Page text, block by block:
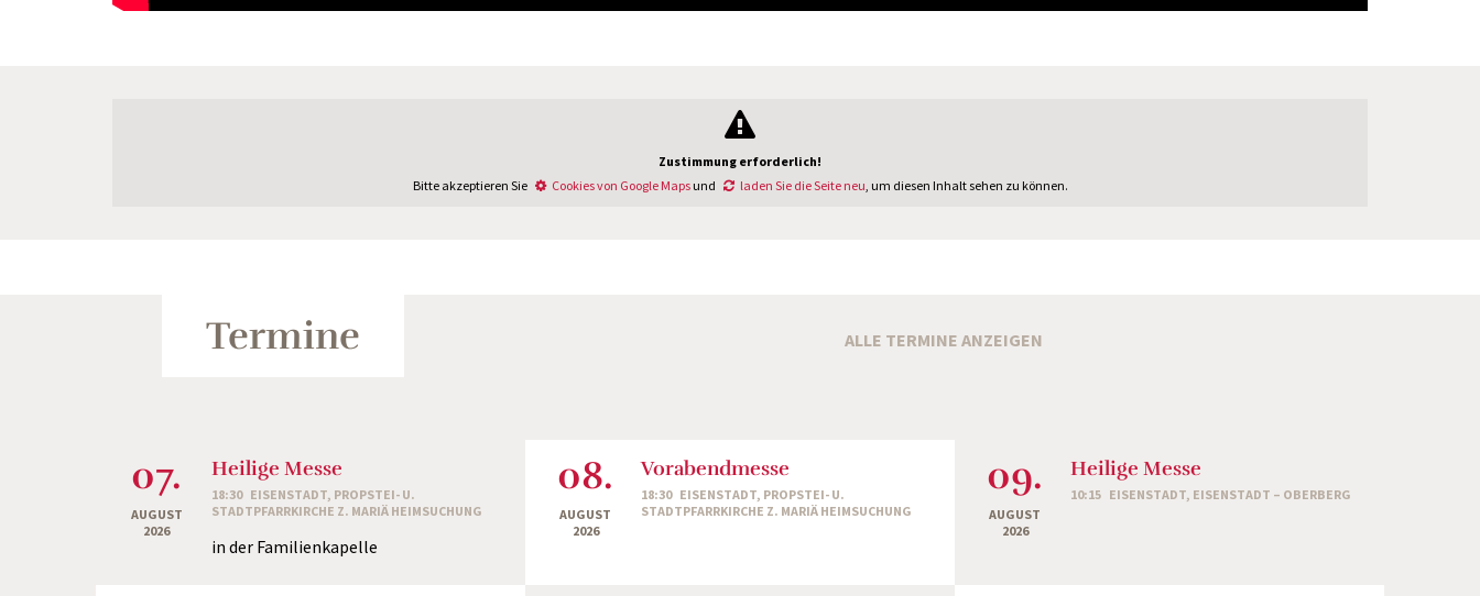
Zustimmung erforderlich!
Bitte akzeptieren Sie
Cookies von Google Mapsund laden Sie die Seite neu, um diesen Inhalt sehen zu können.
Termine ALLE TERMINE ANZEIGEN
07.
AUGUST
2026
Heilige Messe
18:30 EISENSTADT, PROPSTEI- U.
STADTPFARRKIRCHE Z. MARIÄ HEIMSUCHUNG
in der Familienkapelle
08.
AUGUST
2026
Vorabendmesse
18:30 EISENSTADT, PROPSTEI- U.
STADTPFARRKIRCHE Z. MARIÄ HEIMSUCHUNG
09.
AUGUST
2026
Heilige Messe
10:15 EISENSTADT, EISENSTADT – OBERBERG